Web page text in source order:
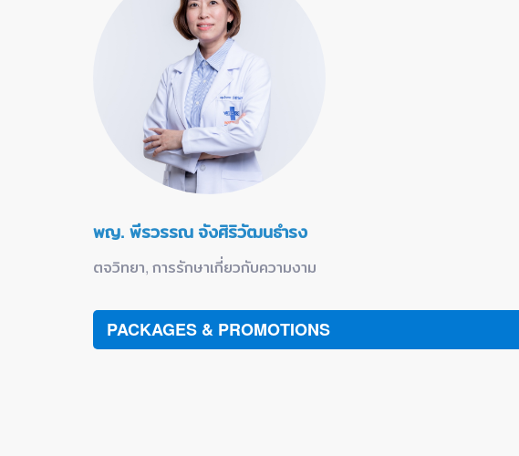
พญ. พีรวรรณ จังศิริวัฒนธำรง
ตจวิทยา, การรักษาเกี่ยวกับความงาม
PACKAGES & PROMOTIONS